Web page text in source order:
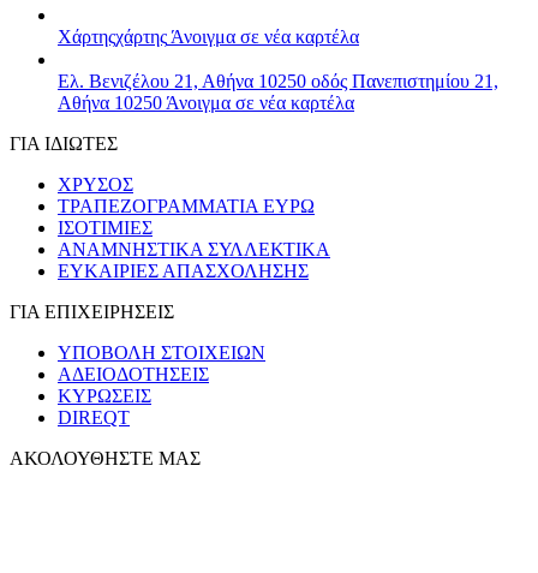
Χάρτηςχάρτης Άνοιγμα σε νέα καρτέλα
Ελ. Βενιζέλου 21, Αθήνα 10250 οδός Πανεπιστημίου 21,
Αθήνα 10250 Άνοιγμα σε νέα καρτέλα
ΓΙΑ ΙΔΙΩΤΕΣ
ΧΡΥΣΟΣ
ΤΡΑΠΕΖΟΓΡΑΜΜΑΤΙΑ ΕΥΡΩ
ΙΣΟΤΙΜΙΕΣ
ΑΝΑΜΝΗΣΤΙΚΑ ΣΥΛΛΕΚΤΙΚΑ
ΕΥΚΑΙΡΙΕΣ ΑΠΑΣΧΟΛΗΣΗΣ
ΓΙΑ ΕΠΙΧΕΙΡΗΣΕΙΣ
ΥΠΟΒΟΛΗ ΣΤΟΙΧΕΙΩΝ
ΑΔΕΙΟΔΟΤΗΣΕΙΣ
ΚΥΡΩΣΕΙΣ
DIREQT
ΑΚΟΛΟΥΘΗΣΤΕ ΜΑΣ